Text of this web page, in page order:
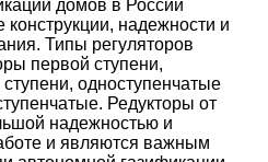
домов в России
конструкции, надежности и
Типы регуляторов
первой ступени,
одноступенчатые
Редукторы от
надежностью и
и являются важным